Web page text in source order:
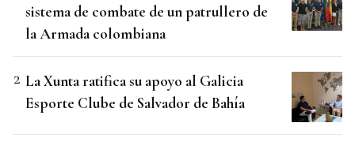
sistema de combate de un patrullero de
la Armada colombiana
La Xunta ratifica su apoyo al Galicia
Esporte Clube de Salvador de Bahía